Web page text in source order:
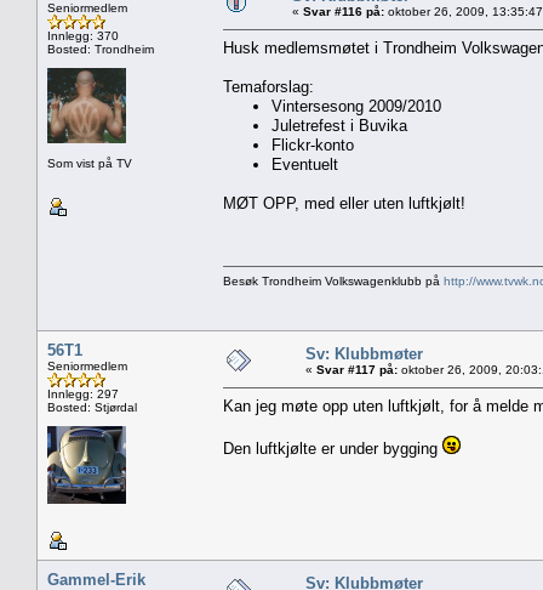
Seniormedlem
Innlegg: 370
Bosted: Trondheim
Som vist på TV
« Svar #116 på: oktober 26, 2009,
Husk medlemsmøtet i Trondheim
Temaforslag:
Vintersesong 2009/2010
Juletrefest i Buvika
Flickr-konto
Eventuelt
MØT OPP, med eller uten luftkjølt!
Besøk Trondheim Volkswagenklubb på http://
56T1
Seniormedlem
Innlegg: 297
Bosted: Stjørdal
Sv: Klubbmøter
« Svar #117 på: oktober 26, 2009,
Kan jeg møte opp uten luftkjølt, for å melde
Den luftkjølte er under bygging
Gammel-Erik Sv: Klubbmøter